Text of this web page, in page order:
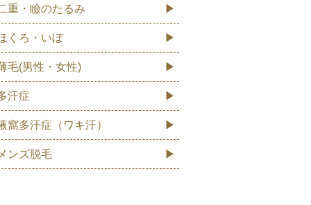
重・瞼のたるみ
くろ・いぼ
毛(男性・女性)
汗症
窩多汗症（ワキ汗）
ンズ脱毛